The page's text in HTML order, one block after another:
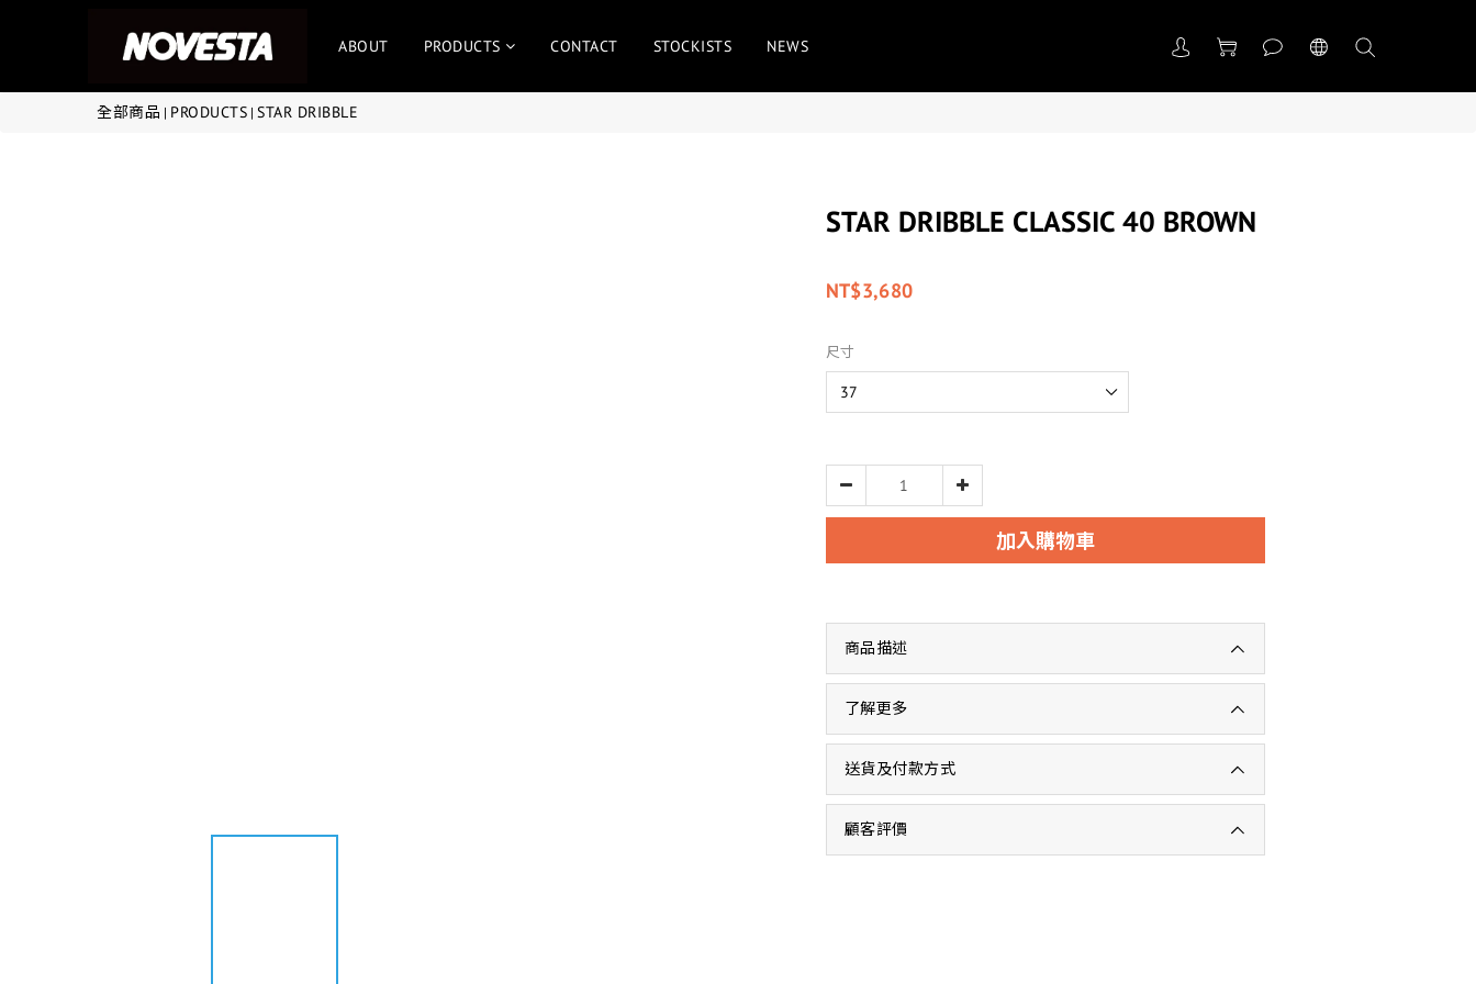
ABOUT PRODUCTS CONTACT STOCKISTS NEWS
全部商品 | PRODUCTS | STAR DRIBBLE
STAR DRIBBLE CLASSIC 40 BROWN
NT$3,680
尺寸
加入購物車
商品描述
了解更多
送貨及付款方式
顧客評價